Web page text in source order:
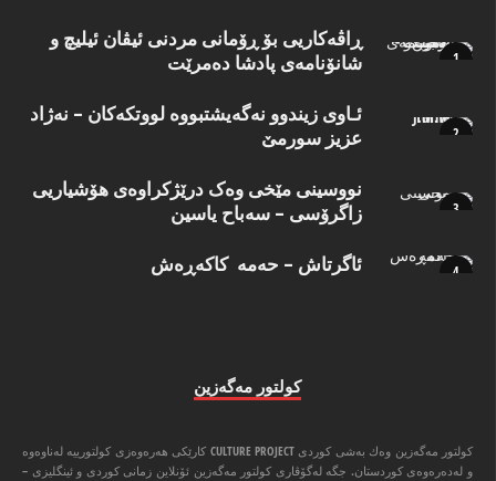
ڕاڤەکاریی بۆ ڕۆمانی مردنی ئیڤان ئیلیچ و
شانۆنامەی پادشا دەمرێت
ئـاوی زیندوو نه‌گه‌یشتبووه‌ لووتكه‌كان – نه‌ژاد
عزیز سورمێ
نووسینی مێخی وەک درێژکراوەی هۆشیاریی
زاگرۆسی – سەباح یاسین
ئاگرتاش – حەمە کاکەڕەش
كولتور مه‌گه‌زین
كولتور مه‌گه‌زین وه‌ك به‌شی كوردی CULTURE PROJECT كارێكی هه‌ره‌وه‌زی كولتورییه‌ له‌ناوه‌وه‌
و له‌ده‌ره‌وه‌ی كوردستان. جگه‌ له‌گۆڤاری كولتور مه‌گه‌زین ئۆنلاین زمانی كوردی و ئینگلیزی –